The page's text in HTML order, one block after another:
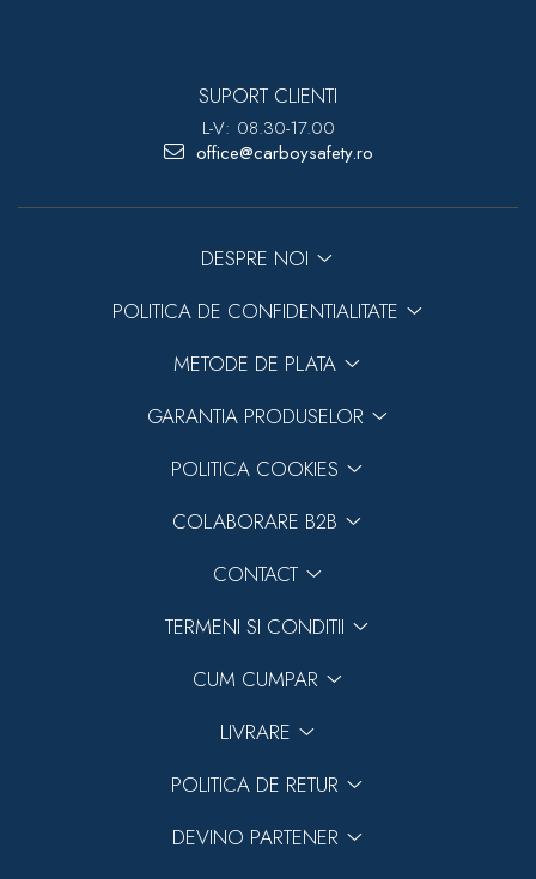
SUPORT CLIENTI
L-V: 08.30-17.00
office@carboysafety.ro
DESPRE NOI
POLITICA DE CONFIDENTIALITATE
METODE DE PLATA
GARANTIA PRODUSELOR
POLITICA COOKIES
COLABORARE B2B
CONTACT
TERMENI SI CONDITII
CUM CUMPAR
LIVRARE
POLITICA DE RETUR
DEVINO PARTENER